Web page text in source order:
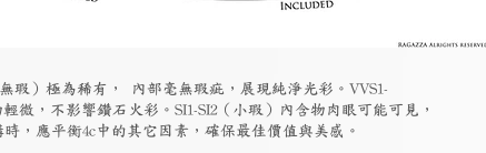
）極為稀有， 內部毫無瑕疵，展現純淨光彩。VVS1-
微，不影響鑽石火彩。SI1-SI2（小瑕）內含物肉眼可能可見，
，應平衡4c中的其它因素，確保最佳價值與美感。